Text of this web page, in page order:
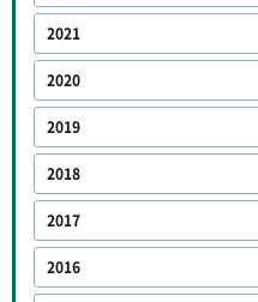
2021
2020
2019
2018
2017
2016